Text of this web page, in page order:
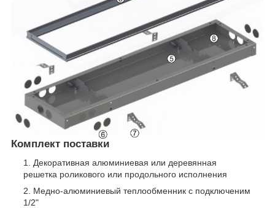
Комплект поставки
Декоративная алюминиевая или деревянная
решетка роликового или продольного исполнения
Медно-алюминиевый теплообменник с подключеним
1/2"